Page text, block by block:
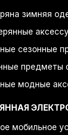
зимняя
сезонные
предметы
модные
мобильное